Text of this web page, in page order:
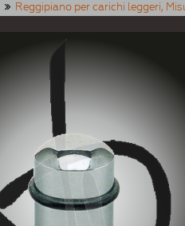
Reggipiano per carichi leggeri,